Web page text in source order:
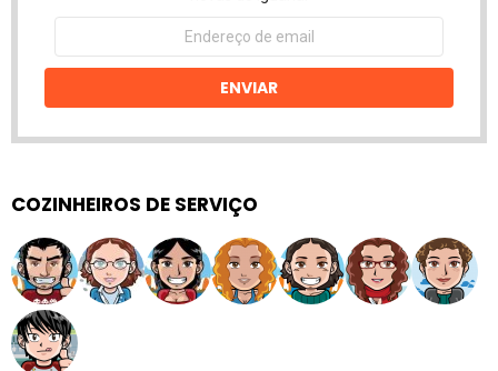
Endereço
email
ENVIAR
COZINHEIROS DE SERVIÇO